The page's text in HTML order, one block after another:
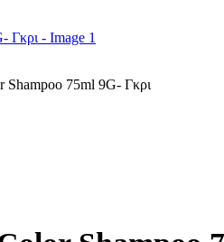
Shampoo 75ml 9G- Γκρι